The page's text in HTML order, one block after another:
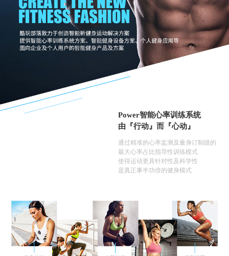
Power智能心率训练系统
由『行动』而『心动』
通过精准的心率监测及量身订制级的
最大心率占比指导性训练模式
使得运动更具针对性及科学性
是真正事半功倍的健身模式